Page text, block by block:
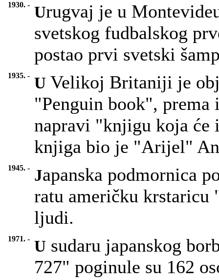
1930. - Urugvaj je u
svetskog fudbalskog
postao prvi svetski
1935. - U Velikoj Britaniji je
"Penguin book",
napravi "knjigu koja će
knjiga bio je "Arijel"
1945. - Japanska podmornica
ratu američku
ljudi.
1971. - U sudaru japanskog
727" poginule su 162